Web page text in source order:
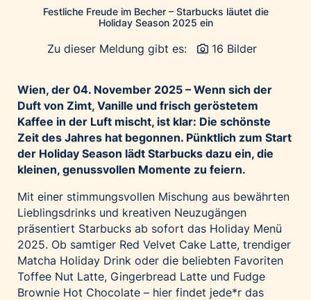
Palfinger AG
REXEL Austria
Superbrands Austria
Tante Fanny
Vollpension
win2day
woom bikes
Kontakt
Festliche Freude im Becher – Starbucks läutet die
Holiday Season 2025 ein
Zu dieser Meldung gibt es: 16 Bilder
Wien, der 04. November 2025 – Wenn sich der
Duft von Zimt, Vanille und frisch geröstetem
Kaffee in der Luft mischt, ist klar: Die schönste
Zeit des Jahres hat begonnen. Pünktlich zum Start
der Holiday Season lädt Starbucks dazu ein, die
kleinen, genussvollen Momente zu feiern.
Mit einer stimmungsvollen Mischung aus bewährten
Lieblingsdrinks und kreativen Neuzugängen
präsentiert Starbucks ab sofort das Holiday Menü
2025. Ob samtiger Red Velvet Cake Latte, trendiger
Matcha Holiday Drink oder die beliebten Favoriten
Toffee Nut Latte, Gingerbread Latte und Fudge
Brownie Hot Chocolate – hier findet jede*r das